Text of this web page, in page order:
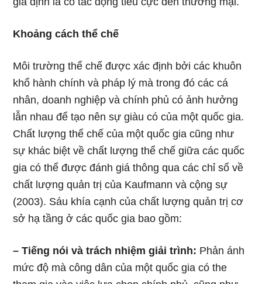
Khoảng cách thể chế
Môi trường thể chế được xác định bởi các khuôn
khổ hành chính và pháp lý mà trong đó các cá
nhân, doanh nghiệp và chính phủ có ảnh hưởng
lẫn nhau để tạo nên sự giàu có của một quốc gia.
Chất lượng thể chế của một quốc gia cũng như
sự khác biệt về chất lượng thể chế giữa các quốc
gia có thể được đánh giá thông qua các chỉ số về
chất lượng quản trị của Kaufmann và cộng sự
(2003). Sáu khía cạnh của chất lượng quản trị cơ
sở hạ tầng ở các quốc gia bao gồm:
– Tiếng nói và trách nhiệm giải trình: Phản ánh
mức độ mà công dân của một quốc gia có the